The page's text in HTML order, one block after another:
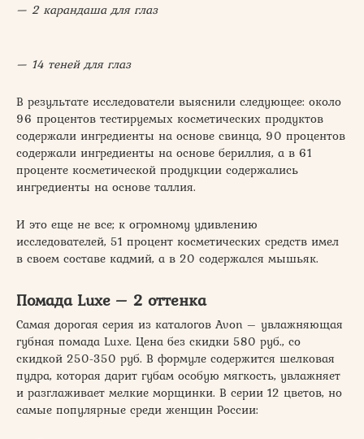
— 2 карандаша для глаз
— 14 теней для глаз
В результате исследователи выяснили следующее: около
96 процентов тестируемых косметических продуктов
содержали ингредиенты на основе свинца, 90 процентов
содержали ингредиенты на основе бериллия, а в 61
проценте косметической продукции содержались
ингредиенты на основе таллия.
И это еще не все; к огромному удивлению
исследователей, 51 процент косметических средств имел
в своем составе кадмий, а в 20 содержался мышьяк.
Помада Luxe – 2 оттенка
Самая дорогая серия из каталогов Avon – увлажняющая
губная помада Luxe. Цена без скидки 580 руб., со
скидкой 250-350 руб. В формуле содержится шелковая
пудра, которая дарит губам особую мягкость, увлажняет
и разглаживает мелкие морщинки. В серии 12 цветов, но
самые популярные среди женщин России: